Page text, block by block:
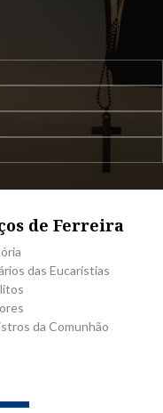
de Ferreira
das Eucarístias
da Comunhão